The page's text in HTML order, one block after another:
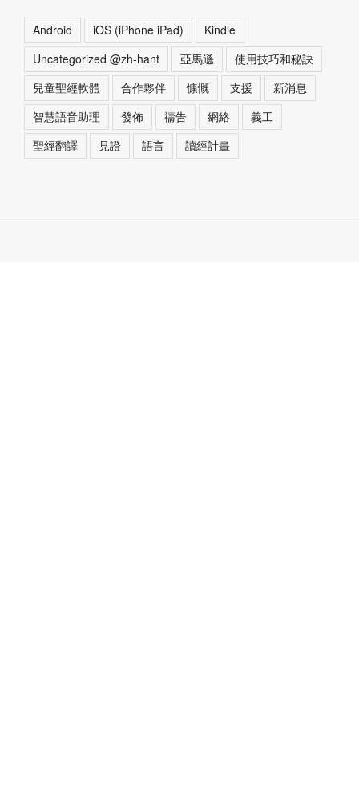
Android iOS (iPhone iPad)
Kindle
Uncategorized @zh-hant
亞馬遜
使用技巧和秘訣
兒童聖經軟體
合作夥伴 慷慨 支援
新消息
智慧語音助理
發佈 禱告 網絡
義工
聖經翻譯
見證 語言 讀經計畫